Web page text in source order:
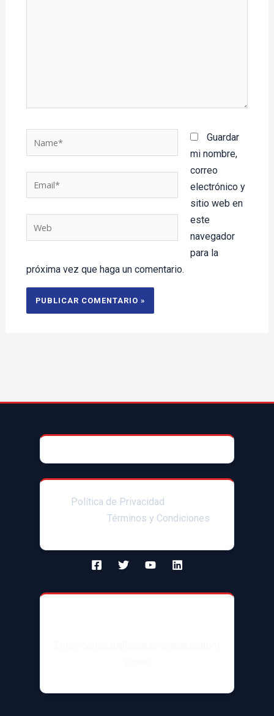
Guardar
mi nombre,
correo
electrónico y
sitio web en
este
navegador
para la
próxima vez que haga un comentario.
© 2025 AccesoriosParaAutoMX
Política de Privacidad
Términos y Condiciones